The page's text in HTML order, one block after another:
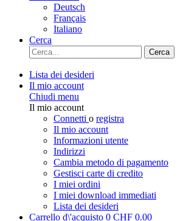
Deutsch
Français
Italiano
Cerca
Cerca
Lista dei desideri
Il mio account
Chiudi menu
Il mio account
Connetti o registra
Il mio account
Informazioni utente
Indirizzi
Cambia metodo di pagamento
Gestisci carte di credito
I miei ordini
I miei download immediati
Lista dei desideri
Carrello d\'acquisto 0 CHF 0.00